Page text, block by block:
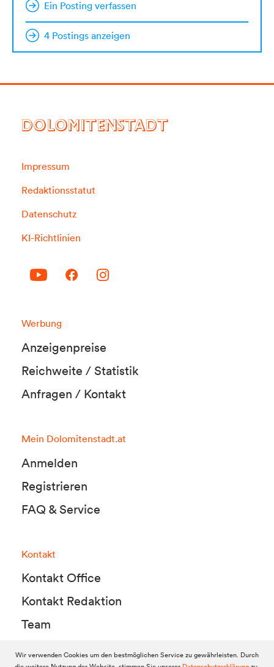
Ein Posting verfassen
4 Postings anzeigen
DOLOMITENSTADT
Impressum
Redaktionsstatut
Datenschutz
KI-Richtlinien
Werbung
Anzeigenpreise
Reichweite / Statistik
Anfragen / Kontakt
Mein Dolomitenstadt.at
Anmelden
Registrieren
FAQ & Service
Kontakt
Kontakt Office
Kontakt Redaktion
Team
Wir verwenden Cookies um den bestmöglichen Service zu gewährleisten. Durch